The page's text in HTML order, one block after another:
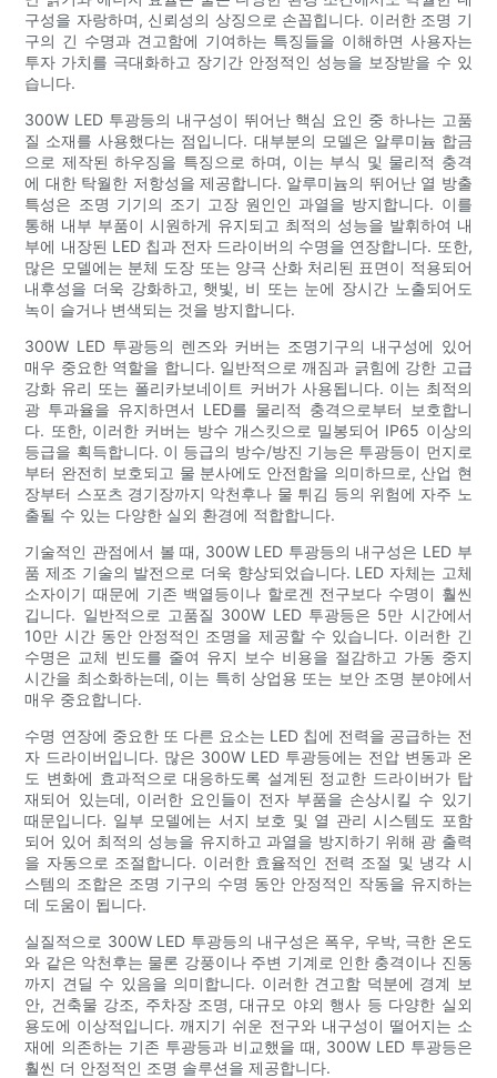
구성을 자랑하며, 신뢰성의 상징으로 손꼽힙니다. 이러한 조명 기
구의 긴 수명과 견고함에 기여하는 특징들을 이해하면 사용자는
투자 가치를 극대화하고 장기간 안정적인 성능을 보장받을 수 있
습니다.
300W LED 투광등의 내구성이 뛰어난 핵심 요인 중 하나는 고품
질 소재를 사용했다는 점입니다. 대부분의 모델은 알루미늄 합금
으로 제작된 하우징을 특징으로 하며, 이는 부식 및 물리적 충격
에 대한 탁월한 저항성을 제공합니다. 알루미늄의 뛰어난 열 방출
특성은 조명 기기의 조기 고장 원인인 과열을 방지합니다. 이를
통해 내부 부품이 시원하게 유지되고 최적의 성능을 발휘하여 내
부에 내장된 LED 칩과 전자 드라이버의 수명을 연장합니다. 또한,
많은 모델에는 분체 도장 또는 양극 산화 처리된 표면이 적용되어
내후성을 더욱 강화하고, 햇빛, 비 또는 눈에 장시간 노출되어도
녹이 슬거나 변색되는 것을 방지합니다.
300W LED 투광등의 렌즈와 커버는 조명기구의 내구성에 있어
매우 중요한 역할을 합니다. 일반적으로 깨짐과 긁힘에 강한 고급
강화 유리 또는 폴리카보네이트 커버가 사용됩니다. 이는 최적의
광 투과율을 유지하면서 LED를 물리적 충격으로부터 보호합니
다. 또한, 이러한 커버는 방수 개스킷으로 밀봉되어 IP65 이상의
등급을 획득합니다. 이 등급의 방수/방진 기능은 투광등이 먼지로
부터 완전히 보호되고 물 분사에도 안전함을 의미하므로, 산업 현
장부터 스포츠 경기장까지 악천후나 물 튀김 등의 위험에 자주 노
출될 수 있는 다양한 실외 환경에 적합합니다.
기술적인 관점에서 볼 때, 300W LED 투광등의 내구성은 LED 부
품 제조 기술의 발전으로 더욱 향상되었습니다. LED 자체는 고체
소자이기 때문에 기존 백열등이나 할로겐 전구보다 수명이 훨씬
깁니다. 일반적으로 고품질 300W LED 투광등은 5만 시간에서
10만 시간 동안 안정적인 조명을 제공할 수 있습니다. 이러한 긴
수명은 교체 빈도를 줄여 유지 보수 비용을 절감하고 가동 중지
시간을 최소화하는데, 이는 특히 상업용 또는 보안 조명 분야에서
매우 중요합니다.
수명 연장에 중요한 또 다른 요소는 LED 칩에 전력을 공급하는 전
자 드라이버입니다. 많은 300W LED 투광등에는 전압 변동과 온
도 변화에 효과적으로 대응하도록 설계된 정교한 드라이버가 탑
재되어 있는데, 이러한 요인들이 전자 부품을 손상시킬 수 있기
때문입니다. 일부 모델에는 서지 보호 및 열 관리 시스템도 포함
되어 있어 최적의 성능을 유지하고 과열을 방지하기 위해 광 출력
을 자동으로 조절합니다. 이러한 효율적인 전력 조절 및 냉각 시
스템의 조합은 조명 기구의 수명 동안 안정적인 작동을 유지하는
데 도움이 됩니다.
실질적으로 300W LED 투광등의 내구성은 폭우, 우박, 극한 온도
와 같은 악천후는 물론 강풍이나 주변 기계로 인한 충격이나 진동
까지 견딜 수 있음을 의미합니다. 이러한 견고함 덕분에 경계 보
안, 건축물 강조, 주차장 조명, 대규모 야외 행사 등 다양한 실외
용도에 이상적입니다. 깨지기 쉬운 전구와 내구성이 떨어지는 소
재에 의존하는 기존 투광등과 비교했을 때, 300W LED 투광등은
훨씬 더 안정적인 조명 솔루션을 제공합니다.